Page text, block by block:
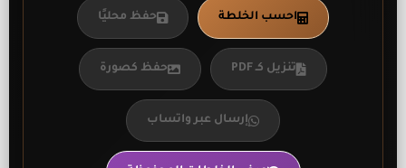
احسب الخلطة حفظ محليًا
تنزيل كـ PDF حفظ كصورة
إرسال عبر واتساب